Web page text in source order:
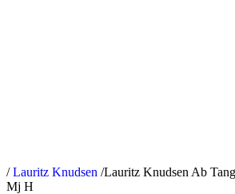
/ Lauritz Knudsen /Lauritz Knudsen Ab
Mj H